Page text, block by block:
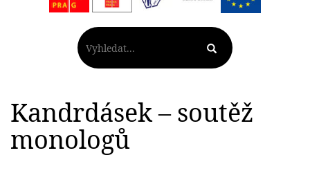
Kandrdásek – soutěž
monologů